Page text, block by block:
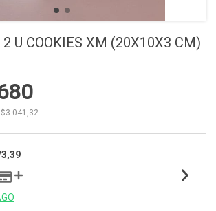
U COOKIES XM (20X10X3 CM)
$3.041,32